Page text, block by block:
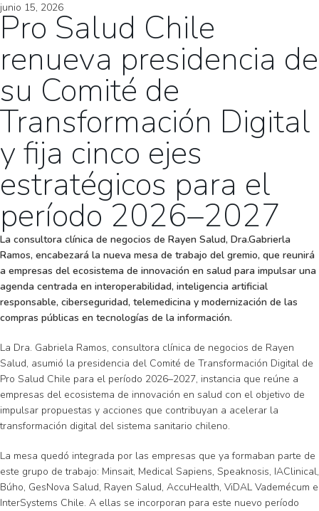
junio 15, 2026
Pro Salud Chile
renueva presidencia de
su Comité de
Transformación Digital
y fija cinco ejes
estratégicos para el
período 2026–2027
La consultora clínica de negocios de Rayen Salud, Dra.Gabrierla
Ramos, encabezará la nueva mesa de trabajo del gremio, que reunirá
a empresas del ecosistema de innovación en salud para impulsar una
agenda centrada en interoperabilidad, inteligencia artificial
responsable, ciberseguridad, telemedicina y modernización de las
compras públicas en tecnologías de la información.
La Dra. Gabriela Ramos, consultora clínica de negocios de Rayen
Salud, asumió la presidencia del Comité de Transformación Digital de
Pro Salud Chile para el período 2026–2027, instancia que reúne a
empresas del ecosistema de innovación en salud con el objetivo de
impulsar propuestas y acciones que contribuyan a acelerar la
transformación digital del sistema sanitario chileno.
La mesa quedó integrada por las empresas que ya formaban parte de
este grupo de trabajo: Minsait, Medical Sapiens, Speaknosis, IAClinical,
Búho, GesNova Salud, Rayen Salud, AccuHealth, ViDAL Vademécum e
InterSystems Chile. A ellas se incorporan para este nuevo período